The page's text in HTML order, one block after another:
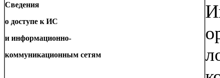
Сведения
о доступе к ИС
и информационно-
коммуникационным сетям